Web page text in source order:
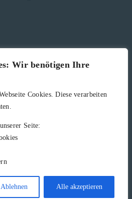
Wir benötigen Ihre
Cookies. Diese verarbeiten
Seite:
Ablehnen Alle akzeptieren